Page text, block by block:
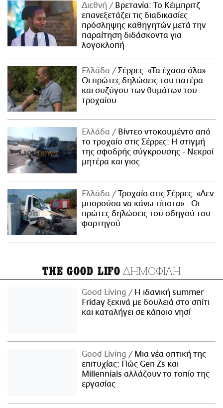
Διεθνή
Βρετανία: Το Κέιμπριτζ
επανεξετάζει τις διαδικασίες
πρόσληψης καθηγητών μετά την
παραίτηση διδάσκοντα για
λογοκλοπή
Ελλάδα
Σέρρες: «Τα έχασα όλα» -
Οι πρώτες δηλώσεις του πατέρα
και συζύγου των θυμάτων του
τροχαίου
Ελλάδα
Βίντεο ντοκουμέντο από
το τροχαίο στις Σέρρες: Η στιγμή
της σφοδρής σύγκρουσης - Νεκροί
μητέρα και γιος
Ελλάδα
Τροχαίο στις Σέρρες: «Δεν
μπορούσα να κάνω τίποτα» - Οι
πρώτες δηλώσεις του οδηγού του
φορτηγού
THE GOOD LIFO ΔΗΜΟΦΙΛΗ
Good Living
Η ιδανική summer
Friday ξεκινά με δουλειά στο σπίτι
και καταλήγει σε κάποιο νησί
Good Living
Μια νέα οπτική της
επιτυχίας: Πώς Gen Zs και
Millennials αλλάζουν το τοπίο της
εργασίας